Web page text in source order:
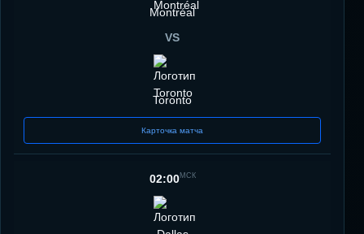
Montréal
VS
Toronto
Карточка матча
02:00МСК